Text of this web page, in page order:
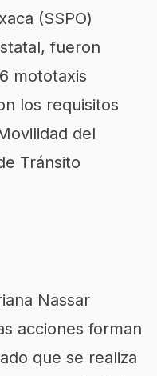
(SSPO)
fueron
mototaxis
los requisitos
del
Tránsito
Nassar
acciones forman
que se realiza